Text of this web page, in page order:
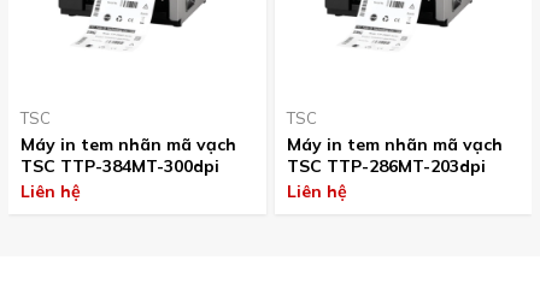
TSC
Máy in tem nhãn mã vạch
TSC TTP-384MT-300dpi
Liên hệ
TSC
Máy in tem nhãn mã vạch
TSC TTP-286MT-203dpi
Liên hệ